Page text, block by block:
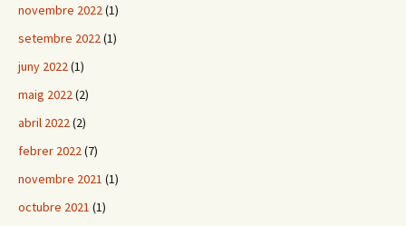
novembre 2022(1)
setembre 2022(1)
juny 2022(1)
maig 2022(2)
abril 2022(2)
febrer 2022(7)
novembre 2021 (1)
octubre 2021 (1)